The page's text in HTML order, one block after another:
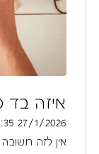
איזה בד
27/1/2026 22:35
אין לזה